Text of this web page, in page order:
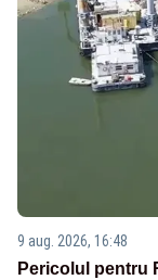
9 aug. 2026, 16:48
Pericolul pentru